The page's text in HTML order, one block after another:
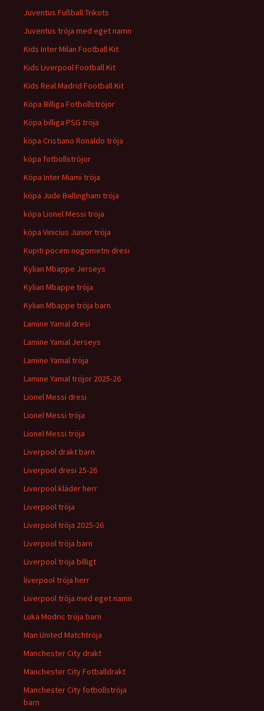
Juventus Fußball Trikots
Juventus tröja med eget namn
Kids Inter Milan Football Kit
Kids Liverpool Football Kit
Kids Real Madrid Football Kit
Köpa Billiga Fotbollströjor
Köpa billiga PSG tröja
köpa Cristiano Ronaldo tröja
köpa fotbollströjor
Köpa Inter Miami tröja
köpa Jude Bellingham tröja
köpa Lionel Messi tröja
köpa Vinicius Junior tröja
Kupiti poceni nogometni dresi
Kylian Mbappe Jerseys
Kylian Mbappe tröja
Kylian Mbappe tröja barn
Lamine Yamal dresi
Lamine Yamal Jerseys
Lamine Yamal tröja
Lamine Yamal tröjor 2025-26
Lionel Messi dresi
Lionel Messi tröja
Lionel Messi tröja
Liverpool drakt barn
Liverpool dresi 25-26
Liverpool kläder herr
Liverpool tröja
Liverpool tröja 2025-26
Liverpool tröja barn
Liverpool tröja billigt
liverpool tröja herr
Liverpool tröja med eget namn
Luka Modric tröja barn
Man United Matchtröja
Manchester City drakt
Manchester City Fotballdrakt
Manchester City fotbollströja
barn